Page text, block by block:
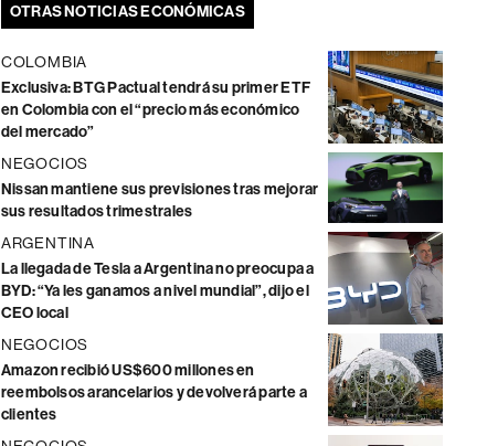
OTRAS NOTICIAS ECONÓMICAS
COLOMBIA
Exclusiva: BTG Pactual tendrá su primer ETF
en Colombia con el “precio más económico
del mercado”
NEGOCIOS
Nissan mantiene sus previsiones tras mejorar
sus resultados trimestrales
ARGENTINA
La llegada de Tesla a Argentina no preocupa a
BYD: “Ya les ganamos a nivel mundial”, dijo el
CEO local
NEGOCIOS
Amazon recibió US$600 millones en
reembolsos arancelarios y devolverá parte a
clientes